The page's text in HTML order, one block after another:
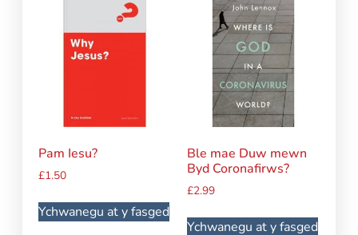
Pam Iesu?
£1.50
Ychwanegu at y fasged
Ble mae Duw mewn
Byd Coronafirws?
£2.99
Ychwanegu at y fasged